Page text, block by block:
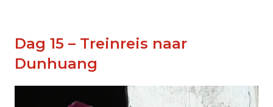
Dag 15 – Treinreis naar
Dunhuang